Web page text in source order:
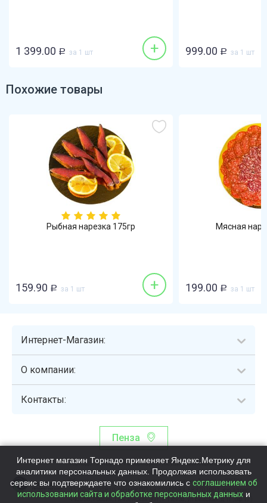
1 399.00 Р за 1 шт + 999.00 Р за 1 шт
Похожие товары
Рыбная нарезка 175гр
159.90 Р за 1 шт +
Мясная
199.00 Р за 1 шт
Интернет-Магазин:
О компании:
Контакты:
Пенза
Торнадо - интернет-гипермаркет, осуществляющий сборку,
выдачу и доставку готовых наборов продуктов питания.
Общество с ограниченной ответственностью «Торнадо» (ОГРН
1115837002819, ИНН/КПП 5837047684/583701001, юр. адрес:
440058, Россия, Пензенская обл., г. Пенза, ул.Бийская, д.1Г, оф.17)
Интернет магазин Торнадо применяет Яндекс.Метрику для
аналитики персональных данных. Продолжая использовать
сервис вы подтверждаете что ознакомились с соглашением об
использовании сайта и обработке персональных данныхи